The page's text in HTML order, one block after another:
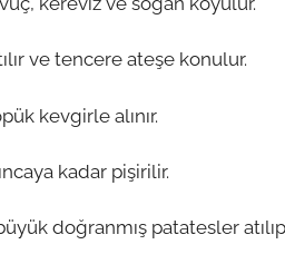
ve tencere ateşe konulur.
kevgirle alınır.
kadar pişirilir.
doğranmış patatesler